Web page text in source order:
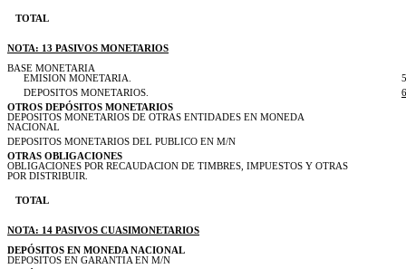
TOTAL
NOTA: 13 PASIVOS MONETARIOS
BASE MONETARIA
EMISION MONETARIA.
DEPOSITOS MONETARIOS.
OTROS DEPÓSITOS MONETARIOS
DEPOSITOS MONETARIOS DE OTRAS ENTIDADES EN MONEDA
NACIONAL
DEPOSITOS MONETARIOS DEL PUBLICO EN M/N
OTRAS OBLIGACIONES
OBLIGACIONES POR RECAUDACION DE TIMBRES, IMPUESTOS Y OTRAS
POR DISTRIBUIR.
TOTAL
NOTA: 14 PASIVOS CUASIMONETARIOS
DEPÓSITOS EN MONEDA NACIONAL
DEPOSITOS EN GARANTIA EN M/N